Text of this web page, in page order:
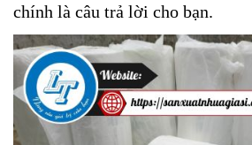
chính là câu trả lời cho bạn.